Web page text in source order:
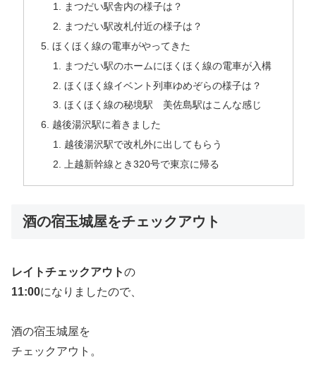
まつだい駅舎内の様子は？
まつだい駅改札付近の様子は？
ほくほく線の電車がやってきた
まつだい駅のホームにほくほく線の電車が入構
ほくほく線イベント列車ゆめぞらの様子は？
ほくほく線の秘境駅 美佐島駅はこんな感じ
越後湯沢駅に着きました
越後湯沢駅で改札外に出してもらう
上越新幹線とき320号で東京に帰る
酒の宿玉城屋をチェックアウト
レイトチェックアウトの
11:00になりましたので、
酒の宿玉城屋を
チェックアウト。